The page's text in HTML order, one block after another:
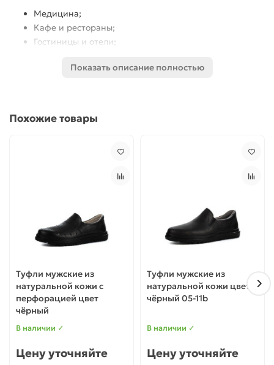
Медицина;
Кафе и рестораны;
Гостиницы и отели;
Сетевые ритейлы;
имеют необходимые сертификаты соответствия.
Показать описание полностью
Похожие товары
Туфли мужские из
натуральной кожи с
перфорацией цвет
чёрный
В наличии ✓
Цену уточняйте
Туфли мужские из
натуральной кожи цвет
чёрный 05-11b
В наличии ✓
Цену уточняйте